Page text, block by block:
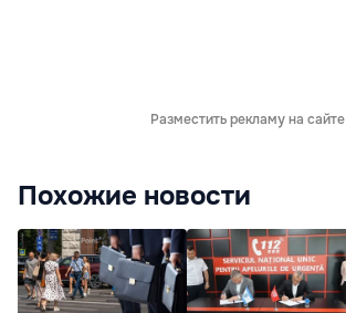
Разместить рекламу на сайте
Похожие новости